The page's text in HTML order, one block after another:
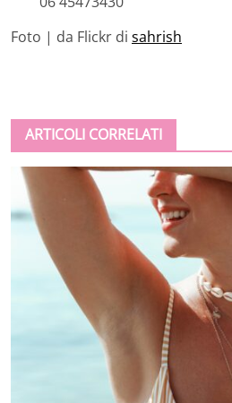
Foto | da Flickr di sahrish
ARTICOLI CORRELATI